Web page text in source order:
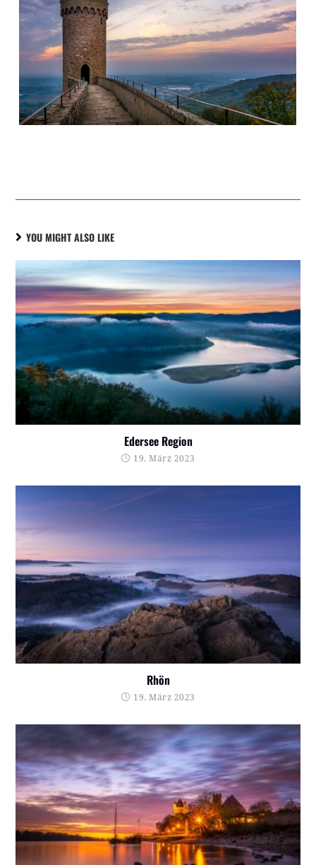
YOU MIGHT ALSO LIKE
Edersee Region
19. März 2023
Rhön
19. März 2023